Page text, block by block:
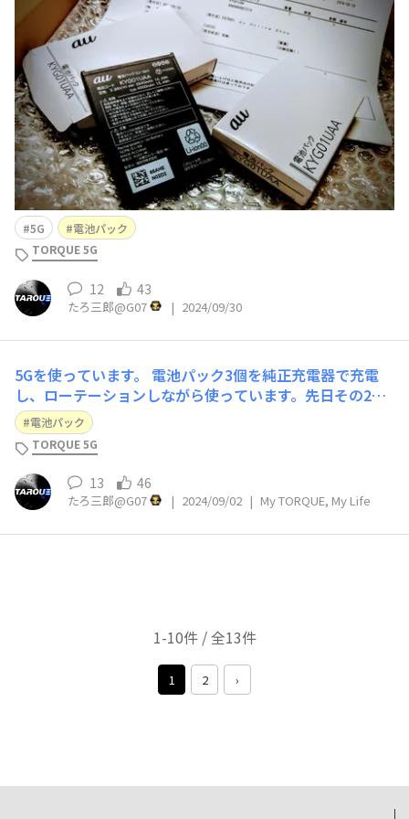
5G
電池パック
TORQUE 5G
12 43
たろ三郎@G07 | 2024/09/30
5Gを使っています。 電池パック3個を純正充電器で充電
し、ローテーションしながら使っています。先日その2個
が充電エラー(赤ランプ点滅)となってしまいました。5G
本体では充電できるのですが、エラーになるのは時間の問
題かもしれません。 auオンラインショップで入手出来な
くなっているので、ちょっと困ってい
電池パック
TORQUE 5G
13 46
たろ三郎@G07 | 2024/09/02 | My TORQUE, My Life
1-10件 / 全13件
1 2 ›